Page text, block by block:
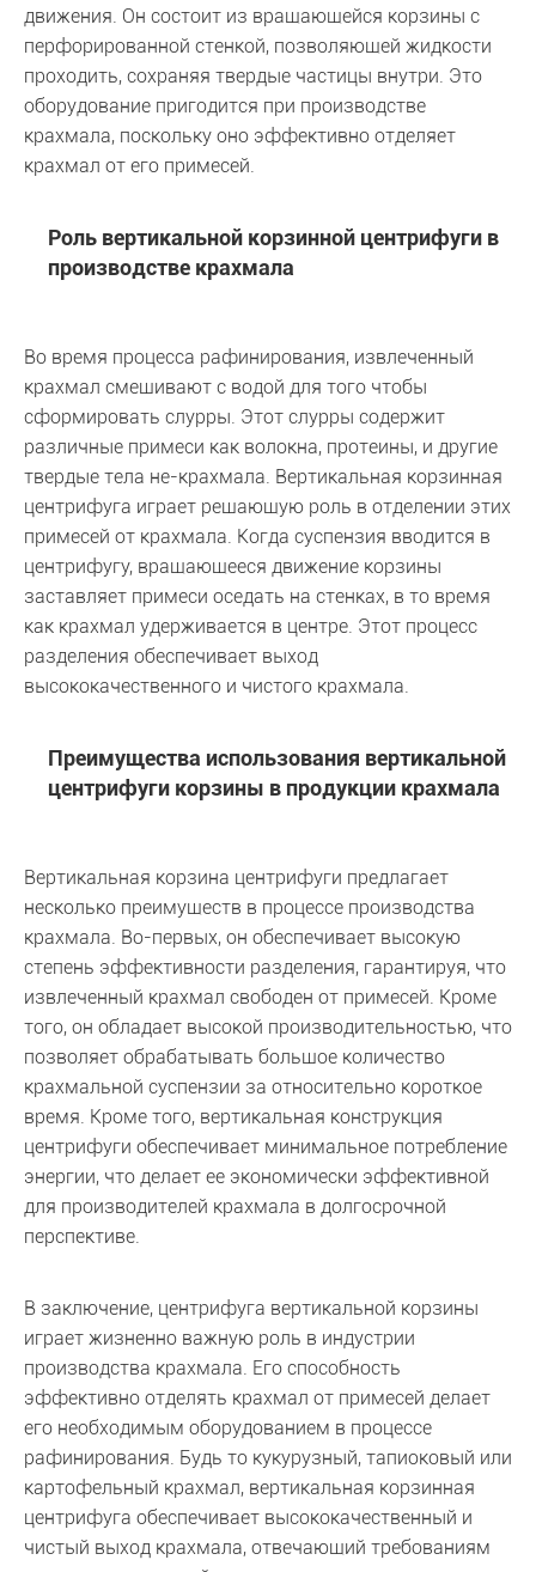
движения. Он состоит из вращающейся корзины с
перфорированной стенкой, позволяющей жидкости
проходить, сохраняя твердые частицы внутри. Это
оборудование пригодится при производстве
крахмала, поскольку оно эффективно отделяет
крахмал от его примесей.
Роль вертикальной корзинной центрифуги в
производстве крахмала
Во время процесса рафинирования, извлеченный
крахмал смешивают с водой для того чтобы
сформировать слурры. Этот слурры содержит
различные примеси как волокна, протеины, и другие
твердые тела не-крахмала. Вертикальная корзинная
центрифуга играет решающую роль в отделении этих
примесей от крахмала. Когда суспензия вводится в
центрифугу, вращающееся движение корзины
заставляет примеси оседать на стенках, в то время
как крахмал удерживается в центре. Этот процесс
разделения обеспечивает выход
высококачественного и чистого крахмала.
Преимущества использования вертикальной
центрифуги корзины в продукции крахмала
Вертикальная корзина центрифуги предлагает
несколько преимуществ в процессе производства
крахмала. Во-первых, он обеспечивает высокую
степень эффективности разделения, гарантируя, что
извлеченный крахмал свободен от примесей. Кроме
того, он обладает высокой производительностью, что
позволяет обрабатывать большое количество
крахмальной суспензии за относительно короткое
время. Кроме того, вертикальная конструкция
центрифуги обеспечивает минимальное потребление
энергии, что делает ее экономически эффективной
для производителей крахмала в долгосрочной
перспективе.
В заключение, центрифуга вертикальной корзины
играет жизненно важную роль в индустрии
производства крахмала. Его способность
эффективно отделять крахмал от примесей делает
его необходимым оборудованием в процессе
рафинирования. Будь то кукурузный, тапиоковый или
картофельный крахмал, вертикальная корзинная
центрифуга обеспечивает высококачественный и
чистый выход крахмала, отвечающий требованиям